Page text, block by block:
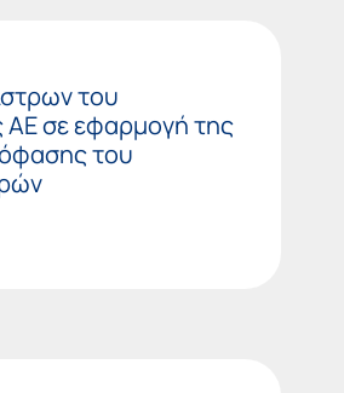
του
σε εφαρμογή της
του